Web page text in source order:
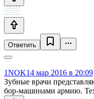
Ответить
1NOK14 мар 2016 в 20:09
Зубные врачи
бор-машинами армию.